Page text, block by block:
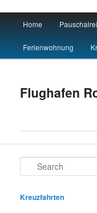
Flug Hotel
Skip to primary
Skip to secondary
Home
Ferienwohnung
Flughafen
Search
Kreuzfahrten